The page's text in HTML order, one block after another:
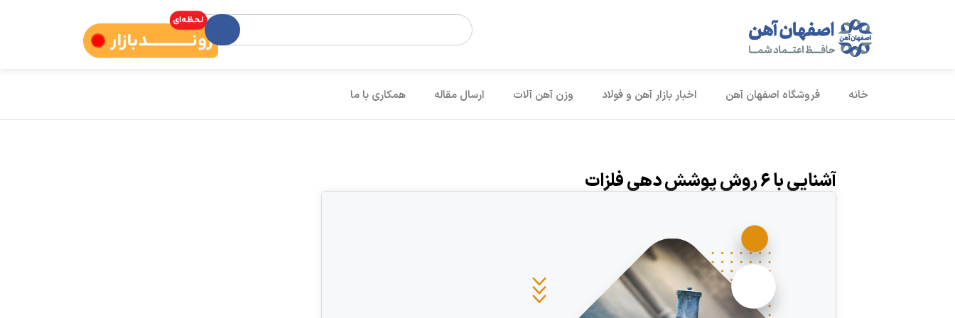
خانه فروشگاه اصفهان آهن اخبار بازار آهن و فولاد وزن آهن آلات ارسال مقاله همکاری با ما
آشنایی با ۶ روش پوشش دهی فلزات